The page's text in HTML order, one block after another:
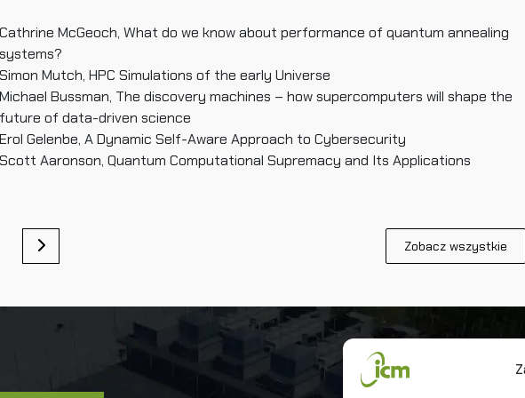
Cathrine McGeoch, What do we know about performance of quantum annealing
systems?
Simon Mutch, HPC Simulations of the early Universe
Michael Bussman, The discovery machines – how supercomputers will shape the
future of data-driven science
Erol Gelenbe, A Dynamic Self-Aware Approach to Cybersecurity
Scott Aaronson, Quantum Computational Supremacy and Its Applications
Zobacz wszystkie
Uniwersytet Warszawski
Interdyscyplinarne